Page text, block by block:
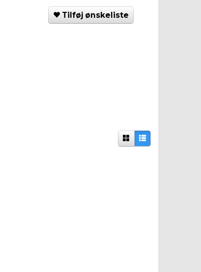
Tilføj ønskeliste